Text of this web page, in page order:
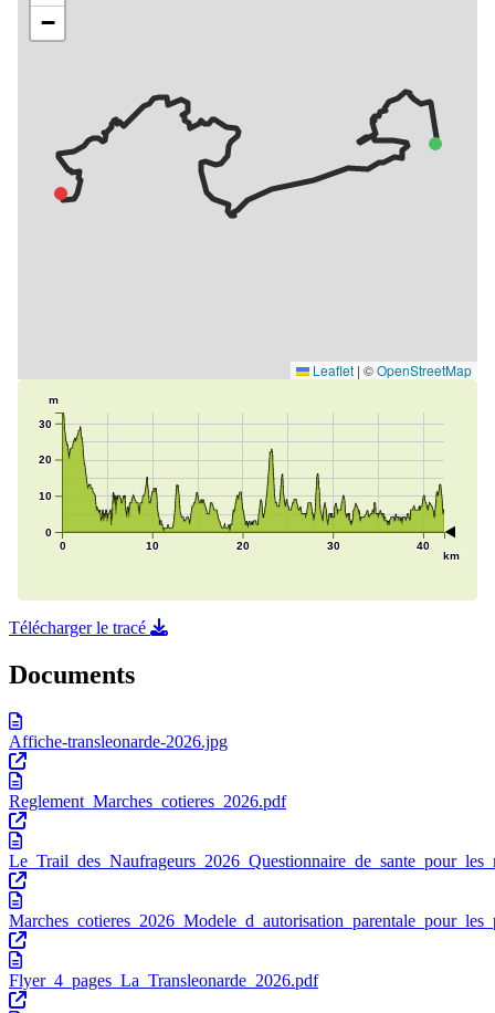
Télécharger le tracé
Documents
Affiche-transleonarde-2026.jpg
Reglement_Marches_cotieres_2026.pdf
Flyer_4_pages_La_Transleonarde_2026.pdf